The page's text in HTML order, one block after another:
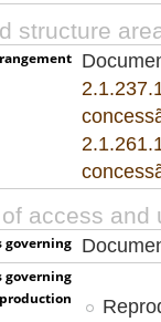
structure
access and
governing
access
governing